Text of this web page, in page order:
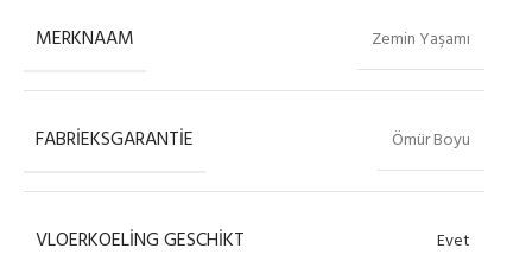
MERKNAAM Zemin Yaşamı
FABRIEKSGARANTIE Ömür Boyu
VLOERKOELING GESCHIKT Evet